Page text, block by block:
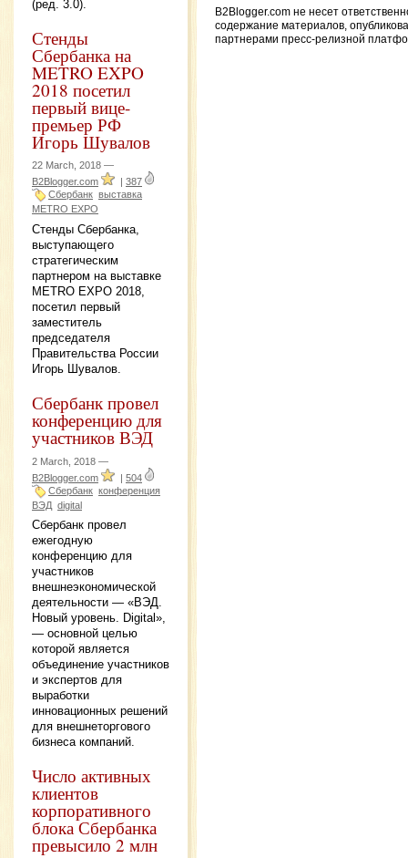
(ред. 3.0).
Стенды
Сбербанка на
METRO EXPO
2018 посетил
первый вице-
премьер РФ
Игорь Шувалов
22 March, 2018 —
B2Blogger.com
387
Сбербанк выставка
METRO EXPO
Стенды Сбербанка,
выступающего
стратегическим
партнером на выставке
METRO EXPO 2018,
посетил первый
заместитель
председателя
Правительства России
Игорь Шувалов.
Сбербанк провел
конференцию для
участников ВЭД
2 March, 2018 —
B2Blogger.com
| 504
Сбербанк конференция
ВЭД digital
Сбербанк провел
ежегодную
конференцию для
участников
внешнеэкономической
деятельности — «ВЭД.
Новый уровень. Digital»,
— основной целью
которой является
объединение участников
и экспертов для
выработки
инновационных решений
для внешнеторгового
бизнеса компаний.
Число активных
клиентов
корпоративного
блока Сбербанка
превысило 2 млн
B2Blogger.com не несет
содержание материалов,
партнерами пресс-релизной